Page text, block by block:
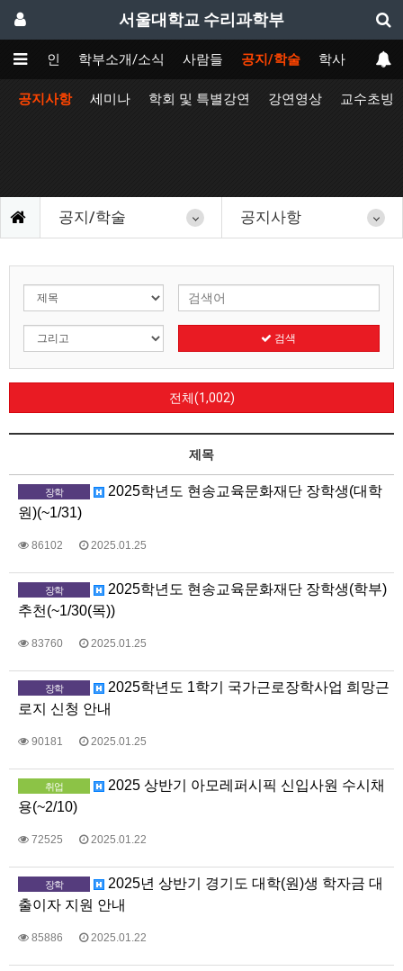
서울대학교 수리과학부
메인 학부소개/소식 사람들 공지/학술 학사
공지사항 세미나 학회 및 특별강연 강연영상 교수초빙
공지/학술 공지사항
검색
전체(1,002)
제목
장학
2025학년도 현송교육문화재단 장학생(대학
원)(~1/31)
86102 2025.01.25
장학
2025학년도 현송교육문화재단 장학생(학부)
추천(~1/30(목))
83760 2025.01.25
장학
2025학년도 1학기 국가근로장학사업 희망근
로지 신청 안내
90181 2025.01.25
취업
2025 상반기 아모레퍼시픽 신입사원 수시채
용(~2/10)
72525 2025.01.22
장학
2025년 상반기 경기도 대학(원)생 학자금 대
출이자 지원 안내
85886 2025.01.22